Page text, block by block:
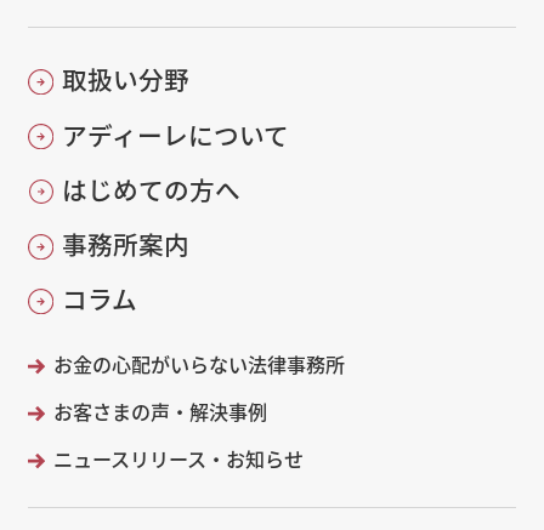
取扱い分野
アディーレについて
はじめての方へ
事務所案内
コラム
お金の心配がいらない法律事務所
お客さまの声・解決事例
ニュースリリース・お知らせ